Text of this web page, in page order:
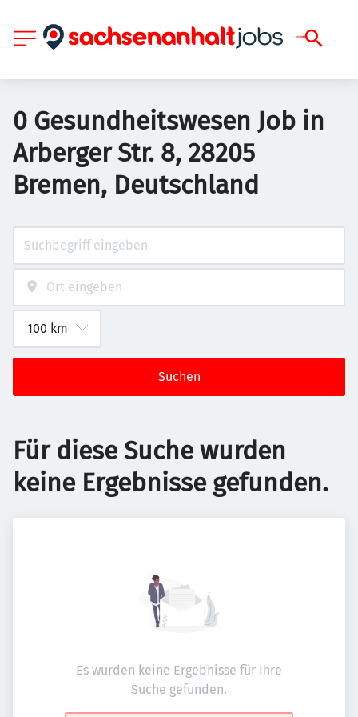
0 Gesundheitswesen Job in
Arberger Str. 8, 28205
Bremen, Deutschland
Suchen
Für diese Suche wurden
keine Ergebnisse gefunden.
Es wurden keine Ergebnisse für Ihre
Suche gefunden.